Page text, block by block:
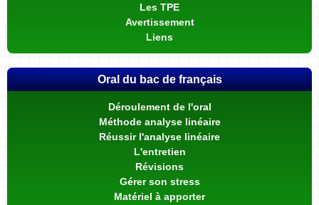
Les TPE
Avertissement
Liens
Oral du bac de français
Déroulement de l'oral
Méthode analyse linéaire
Réussir l'analyse linéaire
L'entretien
Révisions
Gérer son stress
Matériel à apporter